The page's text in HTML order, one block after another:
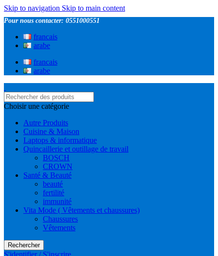
Skip to navigation Skip to main content
Pour nous contacter: 0551000551
francais
arabe
francais
arabe
Choisir une catégorie
Autre Produits
Cuisine & Maison
Laptops & informatique
Quincaillerie et outillage de travail
BOSCH
CROWN
Santé & Beauté
beauté
fertilité
immunité
Vita Mode ( Vêtements et chaussures)
Chaussures
Vêtements
Rechercher